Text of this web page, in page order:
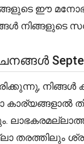
ഈ
നിങ്ങളുടെ
തരത്തിലും